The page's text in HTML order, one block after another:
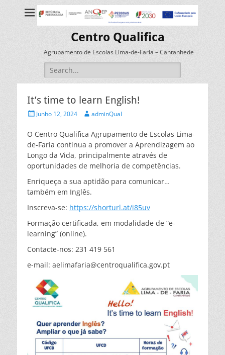
Centro Qualifica
Agrupamento de Escolas Lima-de-Faria – Cantanhede
Search
for:
It’s time to learn English!
PostedJunho 12, 2024 Author
adminQual
O Centro Qualifica Agrupamento de Escolas Lima-
de-Faria continua a promover a Aprendizagem ao
Longo da Vida, principalmente através de
oportunidades de melhoria de competências.
Enriqueça a sua aptidão para comunicar…
também em Inglês.
Inscreva-se: https://shorturl.at/i85uv
Formação certificada, em modalidade de “e-
learning” (online).
Contacte-nos: 231 419 561
e-mail: aelimafaria@centroqualifica.gov.pt